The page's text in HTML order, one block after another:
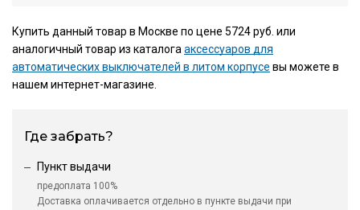
Купить данный товар в Москве по цене 5724 руб. или
аналогичный товар из каталогааксессуаров для
автоматических выключателей в литом корпусе вы можете в
нашем интернет-магазине.
Где забрать?
Пункт выдачи
предоплата 100%
Доставка оплачивается отдельно в пункте выдачи при